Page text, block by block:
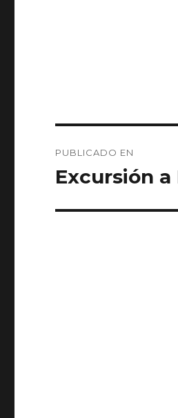
de
PUBLICADO EN
Excursión